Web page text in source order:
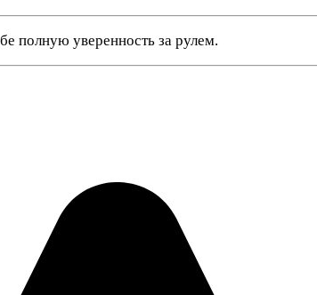
полную уверенность за рулем.